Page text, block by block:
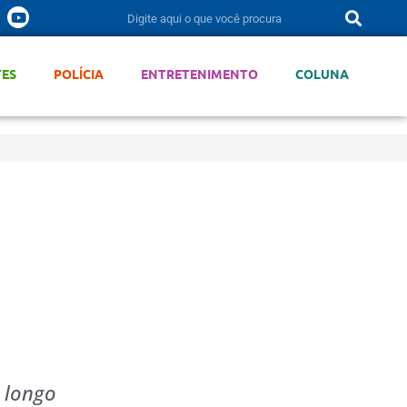
POLÍCIA ENTRETENIMENTO COLUNA